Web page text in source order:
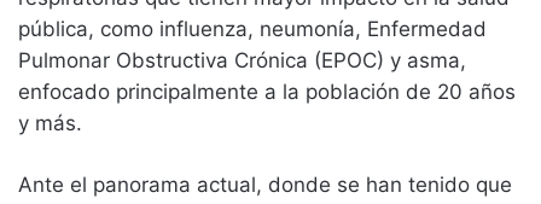
pública, como influenza, neumonía, Enfermedad
Pulmonar Obstructiva Crónica (EPOC) y asma,
enfocado principalmente a la población de 20 años
y más.
Ante el panorama actual, donde se han tenido que